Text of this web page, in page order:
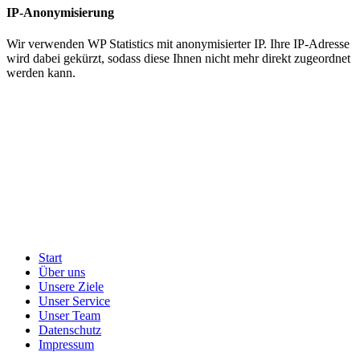
IP-Anonymisierung
Wir verwenden WP Statistics mit anonymisierter IP. Ihre IP-Adresse
wird dabei gekürzt, sodass diese Ihnen nicht mehr direkt zugeordnet
werden kann.
Start
Über uns
Unsere Ziele
Unser Service
Unser Team
Datenschutz
Impressum